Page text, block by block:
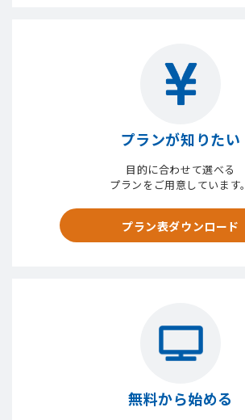
プランが知りたい
目的に合わせて選べる
プランをご用意しています。
プラン表ダウンロード
無料から始める